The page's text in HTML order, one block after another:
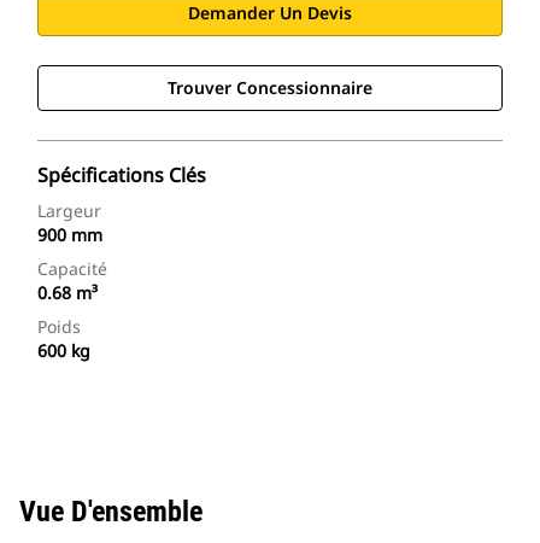
Demander Un Devis
Trouver Concessionnaire
Spécifications Clés
Largeur
900 mm
Capacité
0.68 m³
Poids
600 kg
Vue D'ensemble